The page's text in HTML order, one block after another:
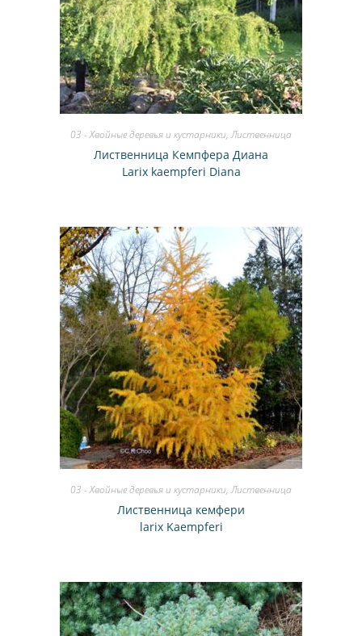
03 - Хвойные деревья и кустарники,Лиственница
Лиственница Кемпфера Диана
Larix kaempferi Diana
03 - Хвойные деревья и кустарники,Лиственница
Лиственница кемфери
larix Kaempferi